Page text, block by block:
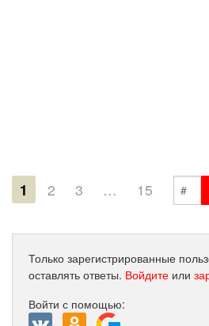
1 2 3 … 15
Только зарегистрированные
оставлять ответы. Войдите или
Войти с помощью: